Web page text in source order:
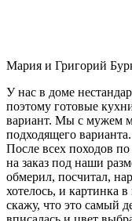
Мария и Григорий
У нас в доме
поэтому готовые
вариант. Мы с мужем
подходящего варианта.
После всех походов
на заказ под наши
обмерил, посчитал,
хотелось, и картинка
скажу, что это самый